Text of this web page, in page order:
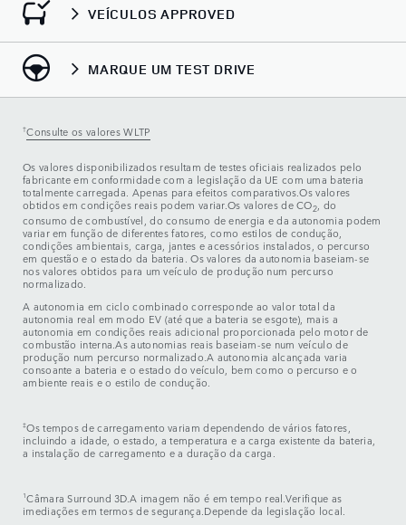
VEÍCULOS APPROVED
MARQUE UM TEST DRIVE
†Consulte os valores WLTP
Os valores disponibilizados resultam de testes oficiais realizados pelo
fabricante em conformidade com a legislação da UE com uma bateria
totalmente carregada. Apenas para efeitos comparativos.Os valores
obtidos em condições reais podem variar.Os valores de CO2, do
consumo de combustível, do consumo de energia e da autonomia podem
variar em função de diferentes fatores, como estilos de condução,
condições ambientais, carga, jantes e acessórios instalados, o percurso
em questão e o estado da bateria. Os valores da autonomia baseiam-se
nos valores obtidos para um veículo de produção num percurso
normalizado.
A autonomia em ciclo combinado corresponde ao valor total da
autonomia real em modo EV (até que a bateria se esgote), mais a
autonomia em condições reais adicional proporcionada pelo motor de
combustão interna.As autonomias reais baseiam-se num veículo de
produção num percurso normalizado.A autonomia alcançada varia
consoante a bateria e o estado do veículo, bem como o percurso e o
ambiente reais e o estilo de condução.
‡Os tempos de carregamento variam dependendo de vários fatores,
incluindo a idade, o estado, a temperatura e a carga existente da bateria,
a instalação de carregamento e a duração da carga.
1Câmara Surround 3D.A imagem não é em tempo real.Verifique as
imediações em termos de segurança.Depende da legislação local.